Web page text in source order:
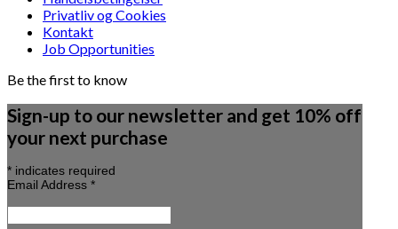
Privatliv og Cookies
Kontakt
Job Opportunities
Be the first to know
Sign-up to our newsletter and get 10% off
your next purchase
* indicates required
Email Address *